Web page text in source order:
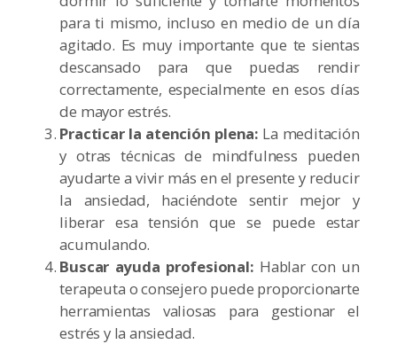
para ti mismo, incluso en medio de un día
agitado. Es muy importante que te sientas
descansado para que puedas rendir
correctamente, especialmente en esos días
de mayor estrés.
Practicar la atención plena: La meditación
y otras técnicas de mindfulness pueden
ayudarte a vivir más en el presente y reducir
la ansiedad, haciéndote sentir mejor y
liberar esa tensión que se puede estar
acumulando.
Buscar ayuda profesional: Hablar con un
terapeuta o consejero puede proporcionarte
herramientas valiosas para gestionar el
estrés y la ansiedad.